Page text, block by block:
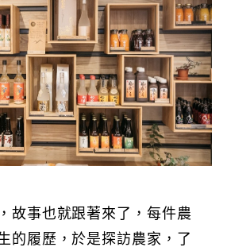
故事也就跟著來了，每件農
的履歷，於是探訪農家，了